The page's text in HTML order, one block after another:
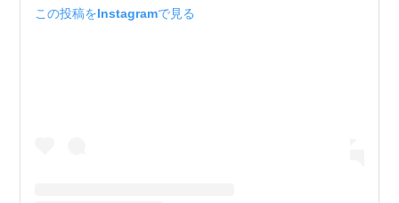
この投稿をInstagramで見る